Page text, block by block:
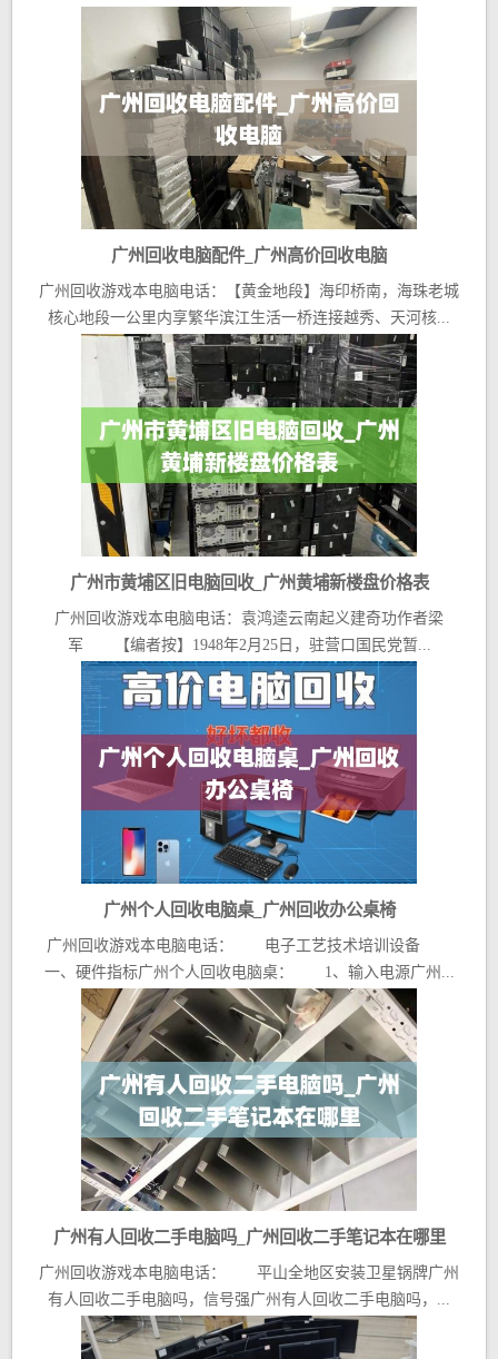
广州回收电脑配件_广州高价回收电脑
广州回收游戏本电脑电话：【黄金地段】海印桥南，海珠老城
核心地段一公里内享繁华滨江生活一桥连接越秀、天河核...
广州市黄埔区旧电脑回收_广州黄埔新楼盘价格表
广州回收游戏本电脑电话：袁鸿逵云南起义建奇功作者梁
军 【编者按】1948年2月25日，驻营口国民党暂...
广州个人回收电脑桌_广州回收办公桌椅
广州回收游戏本电脑电话： 电子工艺技术培训设备
一、硬件指标广州个人回收电脑桌： 1、输入电源广州...
广州有人回收二手电脑吗_广州回收二手笔记本在哪里
广州回收游戏本电脑电话： 平山全地区安装卫星锅牌广州
有人回收二手电脑吗，信号强广州有人回收二手电脑吗，...